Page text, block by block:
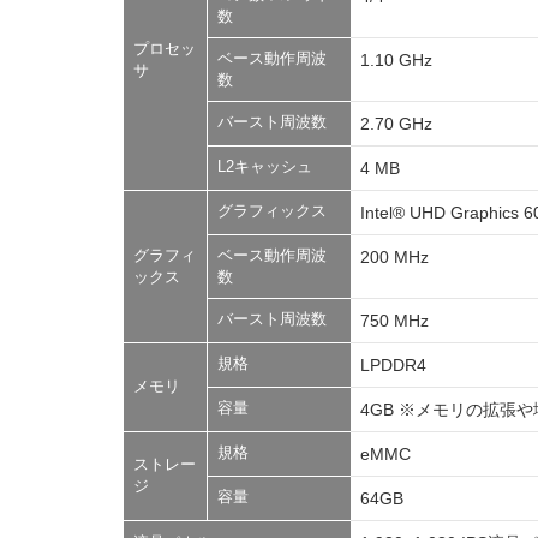
プロセッ
サ
数
ベース動作周波
数
1.10 GHz
バースト周波数 2.70 GHz
L2キャッシュ 4 MB
グラフィ
ックス
グラフィックス Intel® UHD Graphics
ベース動作周波
数
200 MHz
バースト周波数 750 MHz
メモリ
規格 LPDDR4
容量 4GB ※メモリの拡張や
ストレー
ジ
規格 eMMC
容量 64GB